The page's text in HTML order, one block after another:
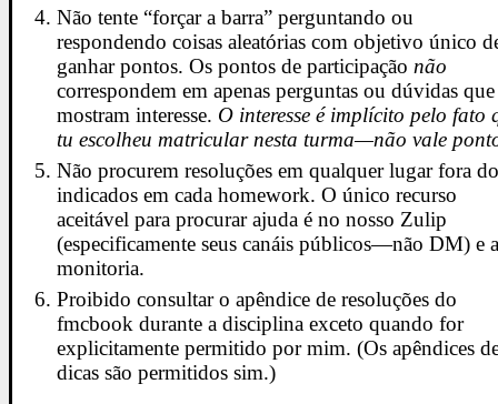
Não tente “forçar a barra” perguntando ou
respondendo coisas aleatórias com objetivo único
ganhar pontos. Os pontos de participação não
correspondem em apenas perguntas ou dúvidas que
mostram interesse. O interesse é implícito pelo fato
tu escolheu matricular nesta turma—não vale
Não procurem resoluções em qualquer lugar fora
indicados em cada homework. O único recurso
aceitável para procurar ajuda é no nosso Zulip
(especificamente seus canáis públicos—não DM) e
monitoria.
Proibido consultar o apêndice de resoluções do
fmcbook durante a disciplina exceto quando for
explicitamente permitido por mim. (Os apêndices
dicas são permitidos sim.)